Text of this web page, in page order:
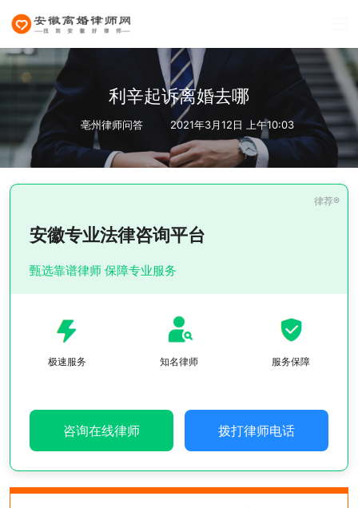
利辛起诉离婚去哪
亳州律师问答 2021年3月12日 上午10:03
安徽专业法律咨询平台
甄选靠谱律师 保障专业服务
极速服务 知名律师 服务保障
咨询在线律师 拨打律师电话